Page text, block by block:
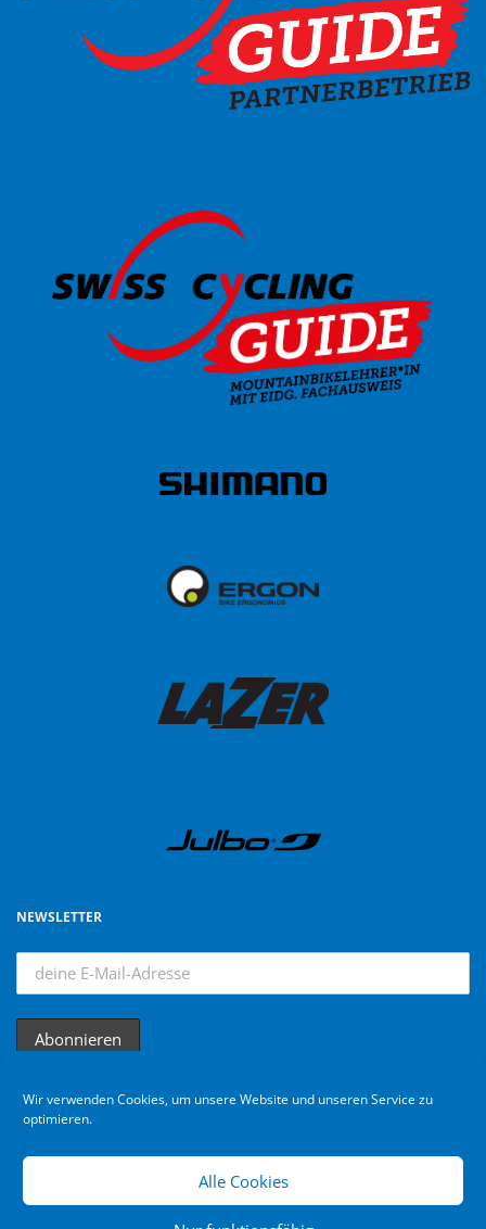
Wir verwenden Cookies, um unsere Website und unseren Service zu
optimieren.
Alle Cookies
NEWSLETTER